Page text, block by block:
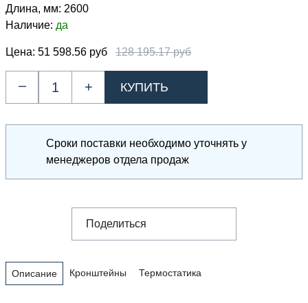
Длина, мм: 2600
Наличие: да
Цена: 51 598.56 руб 128 195.17 руб
– +
Сроки поставки необходимо уточнять у
менеджеров отдела продаж
Поделиться
Описание Кронштейны Термостатика